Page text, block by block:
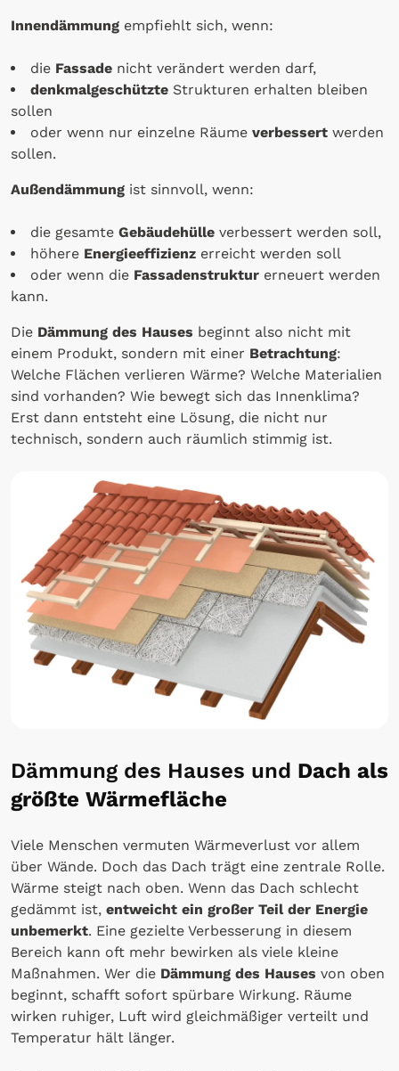
Innendämmung empfiehlt sich, wenn:
die Fassade nicht verändert werden darf,
denkmalgeschützte Strukturen erhalten bleiben
sollen
oder wenn nur einzelne Räume verbessert werden
sollen.
Außendämmung ist sinnvoll, wenn:
die gesamte Gebäudehülle verbessert werden soll,
höhere Energieeffizienz erreicht werden soll
oder wenn die Fassadenstruktur erneuert werden
kann.
Die Dämmung des Hauses beginnt also nicht mit
einem Produkt, sondern mit einer Betrachtung:
Welche Flächen verlieren Wärme? Welche Materialien
sind vorhanden? Wie bewegt sich das Innenklima?
Erst dann entsteht eine Lösung, die nicht nur
technisch, sondern auch räumlich stimmig ist.
Dämmung des Hauses und Dach als
größte Wärmefläche
Viele Menschen vermuten Wärmeverlust vor allem
über Wände. Doch das Dach trägt eine zentrale Rolle.
Wärme steigt nach oben. Wenn das Dach schlecht
gedämmt ist, entweicht ein großer Teil der Energie
unbemerkt. Eine gezielte Verbesserung in diesem
Bereich kann oft mehr bewirken als viele kleine
Maßnahmen. Wer die Dämmung des Hauses von oben
beginnt, schafft sofort spürbare Wirkung. Räume
wirken ruhiger, Luft wird gleichmäßiger verteilt und
Temperatur hält länger.